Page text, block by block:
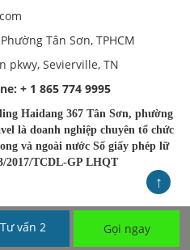
Tân Sơn, TPHCM
pkwy, Sevierville, TN
+ 1 865 774 9995
↑
vấn 2 Gọi ngay
Haidang 367 Tân Sơn, phường
là doanh nghiệp chuyên tổ chức
và ngoài nước Số giấy phép lữ
2017/TCDL-GP LHQT